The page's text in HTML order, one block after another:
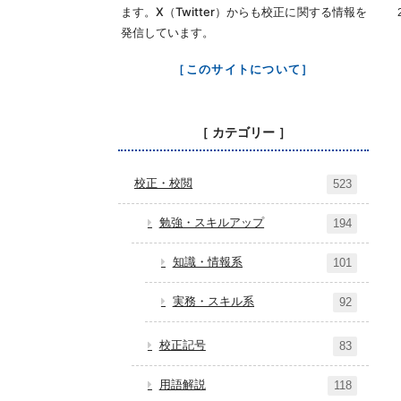
ます。X（Twitter）からも校正に関する情報を
発信しています。
［このサイトについて］
［ カテゴリー ］
校正・校閲 523
勉強・スキルアップ 194
知識・情報系 101
実務・スキル系 92
校正記号 83
用語解説 118